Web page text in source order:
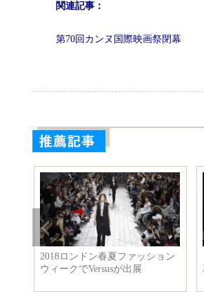
関連記事：
第70回カンヌ国際映画祭閉幕
2018ロンドン春夏ファッション
ウィークでVersusが出展